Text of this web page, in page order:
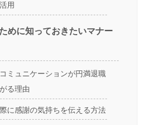
用
めに知っておきたいマナー
ミュニケーションが円満退職
る理由
に感謝の気持ちを伝える方法